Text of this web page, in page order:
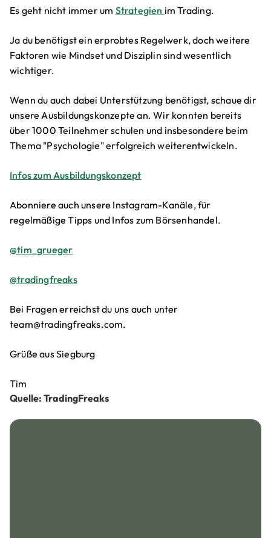
Es geht nicht immer um Strategien im Trading.
Ja du benötigst ein erprobtes Regelwerk, doch weitere
Faktoren wie Mindset und Disziplin sind wesentlich
wichtiger.
Wenn du auch dabei Unterstützung benötigst, schaue dir
unsere Ausbildungskonzepte an. Wir konnten bereits
über 1000 Teilnehmer schulen und insbesondere beim
Thema "Psychologie" erfolgreich weiterentwickeln.
Infos zum Ausbildungskonzept
Abonniere auch unsere Instagram-Kanäle, für
regelmäßige Tipps und Infos zum Börsenhandel.
@tim_grueger
@tradingfreaks
Bei Fragen erreichst du uns auch unter
team@tradingfreaks.com.
Grüße aus Siegburg
Tim
Quelle: TradingFreaks